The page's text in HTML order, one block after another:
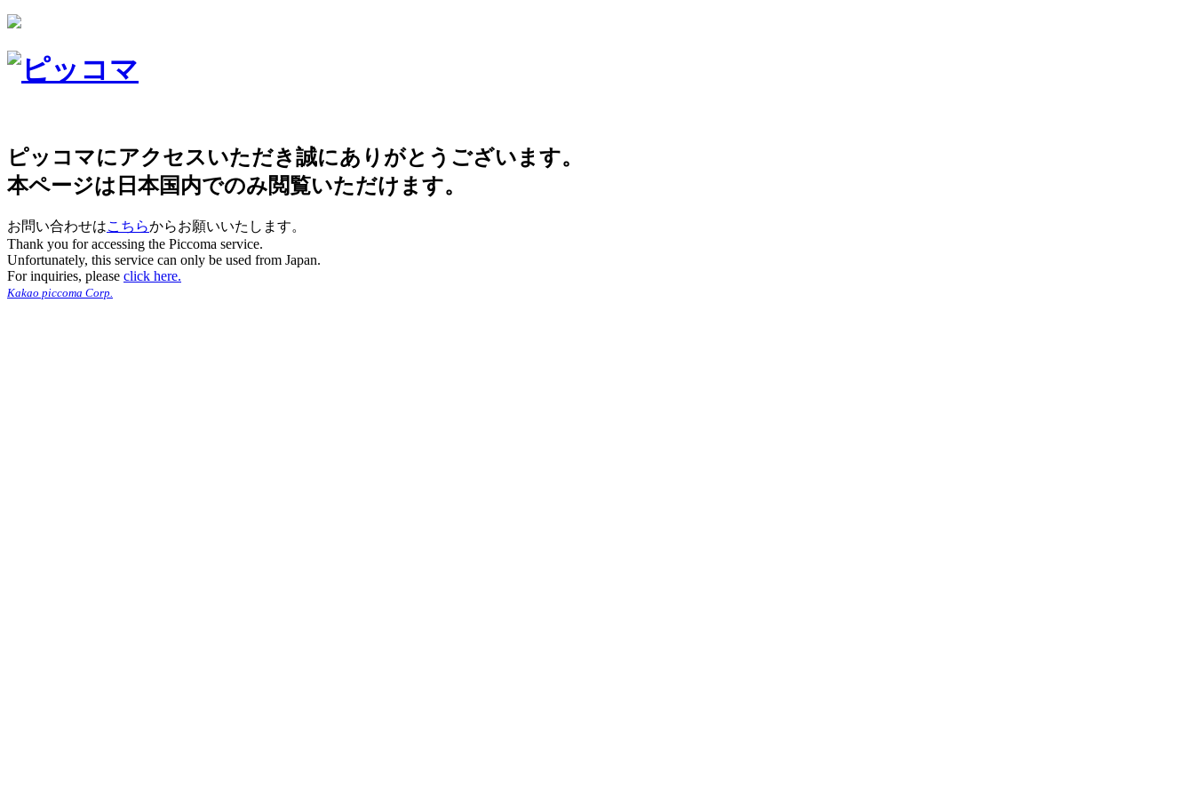
ピッコマにアクセスいただき誠にありがとうございます。
本ページは日本国内でのみ閲覧いただけます。
お問い合わせはこちらからお願いいたします。
Thank you for accessing the Piccoma service.
Unfortunately, this service can only be used from Japan.
For inquiries, please click here.
Kakao piccoma Corp.